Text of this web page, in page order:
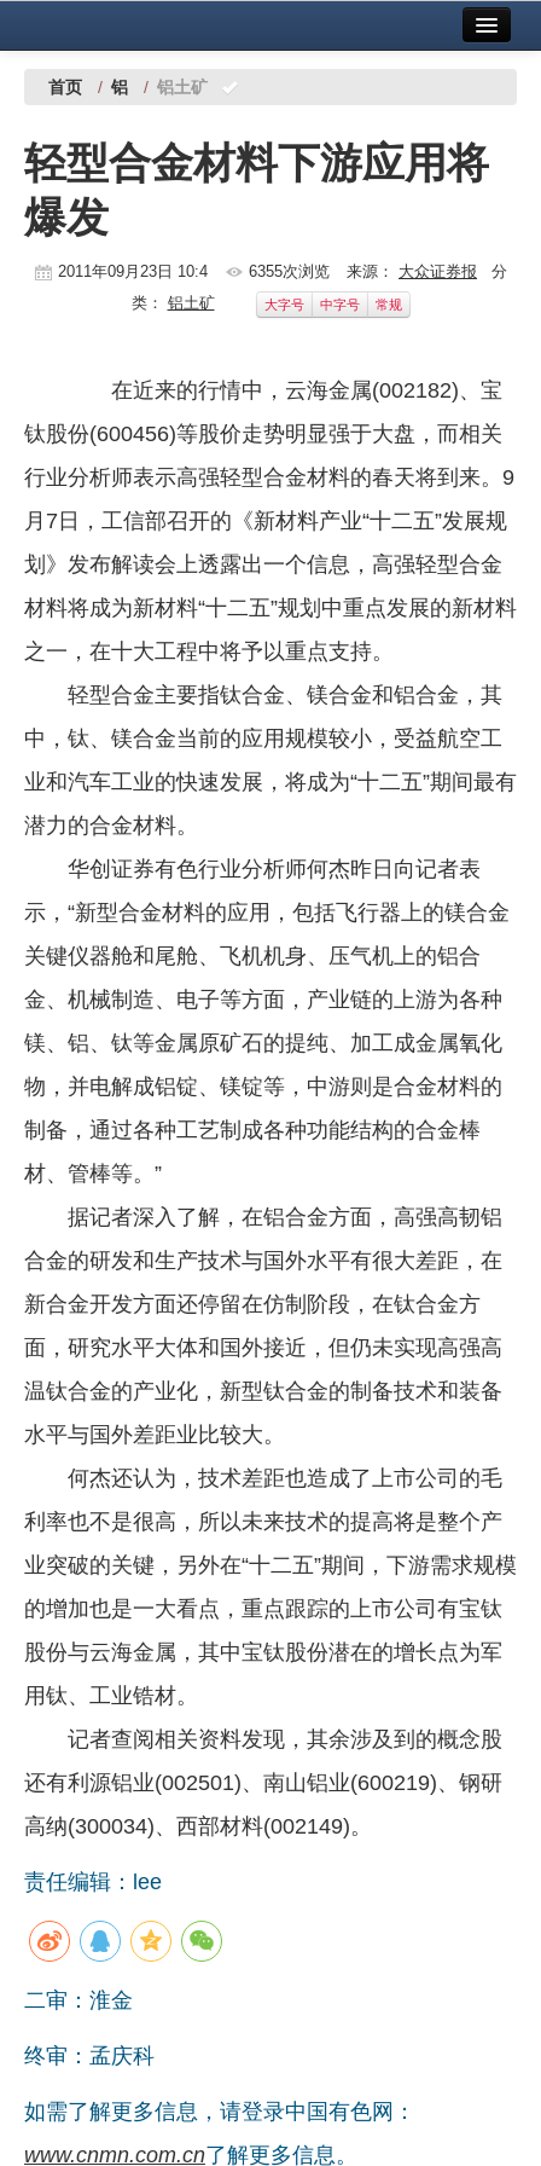
中国有色金属报社主办 广告服务
铜镍铅锌
铝
稀有稀土
镁钛
地矿 建设
党建工作
企业文化
《资源再生》杂志
数字报
首页 / 铝 / 铝土矿
轻型合金材料下游应用将
爆发
2011年09月23日 10:4 6355次浏览 来源： 大众证券报 分
类： 铝土矿 大字号 中字号 常规
在近来的行情中，云海金属(002182)、宝
钛股份(600456)等股价走势明显强于大盘，而相关
行业分析师表示高强轻型合金材料的春天将到来。9
月7日，工信部召开的《新材料产业“十二五”发展规
划》发布解读会上透露出一个信息，高强轻型合金
材料将成为新材料“十二五”规划中重点发展的新材料
之一，在十大工程中将予以重点支持。
轻型合金主要指钛合金、镁合金和铝合金，其
中，钛、镁合金当前的应用规模较小，受益航空工
业和汽车工业的快速发展，将成为“十二五”期间最有
潜力的合金材料。
华创证券有色行业分析师何杰昨日向记者表
示，“新型合金材料的应用，包括飞行器上的镁合金
关键仪器舱和尾舱、飞机机身、压气机上的铝合
金、机械制造、电子等方面，产业链的上游为各种
镁、铝、钛等金属原矿石的提纯、加工成金属氧化
物，并电解成铝锭、镁锭等，中游则是合金材料的
制备，通过各种工艺制成各种功能结构的合金棒
材、管棒等。”
据记者深入了解，在铝合金方面，高强高韧铝
合金的研发和生产技术与国外水平有很大差距，在
新合金开发方面还停留在仿制阶段，在钛合金方
面，研究水平大体和国外接近，但仍未实现高强高
温钛合金的产业化，新型钛合金的制备技术和装备
水平与国外差距业比较大。
何杰还认为，技术差距也造成了上市公司的毛
利率也不是很高，所以未来技术的提高将是整个产
业突破的关键，另外在“十二五”期间，下游需求规模
的增加也是一大看点，重点跟踪的上市公司有宝钛
股份与云海金属，其中宝钛股份潜在的增长点为军
用钛、工业锆材。
记者查阅相关资料发现，其余涉及到的概念股
还有利源铝业(002501)、南山铝业(600219)、钢研
高纳(300034)、西部材料(002149)。
责任编辑：lee
二审：淮金
终审：孟庆科
如需了解更多信息，请登录中国有色网：
www.cnmn.com.cn了解更多信息。